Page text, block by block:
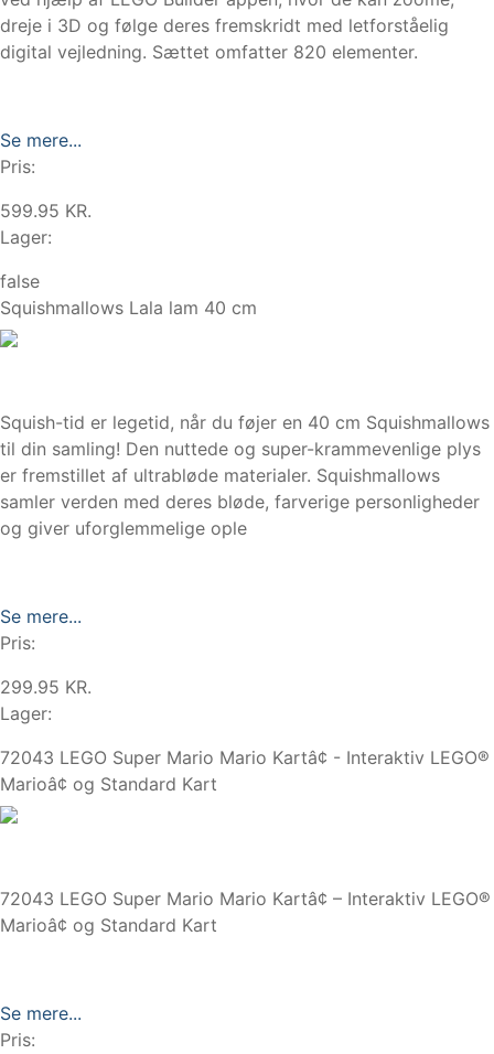
dreje i 3D og følge deres fremskridt med letforståelig
digital vejledning. Sættet omfatter 820 elementer.
Se mere...
Pris:
599.95 KR.
Lager:
false
Squishmallows Lala lam 40 cm
Squish-tid er legetid, når du føjer en 40 cm Squishmallows
til din samling! Den nuttede og super-krammevenlige plys
er fremstillet af ultrabløde materialer. Squishmallows
samler verden med deres bløde, farverige personligheder
og giver uforglemmelige ople
Se mere...
Pris:
299.95 KR.
Lager:
72043 LEGO Super Mario Mario Kartâ¢ - Interaktiv LEGO®
Marioâ¢ og Standard Kart
72043 LEGO Super Mario Mario Kartâ¢ – Interaktiv LEGO®
Marioâ¢ og Standard Kart
Se mere...
Pris: